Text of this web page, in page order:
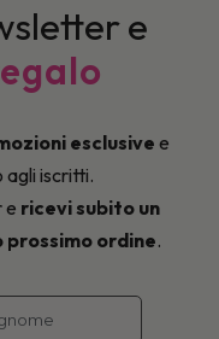
e
esclusivee
agli iscritti.
e ricevi subito un
prossimo ordine.